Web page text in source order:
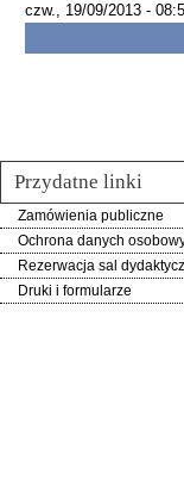
czw., 19/09/2013 -
Przydatne linki
Zamówienia publiczne
Ochrona danych
Rezerwacja sal
Druki i formularze